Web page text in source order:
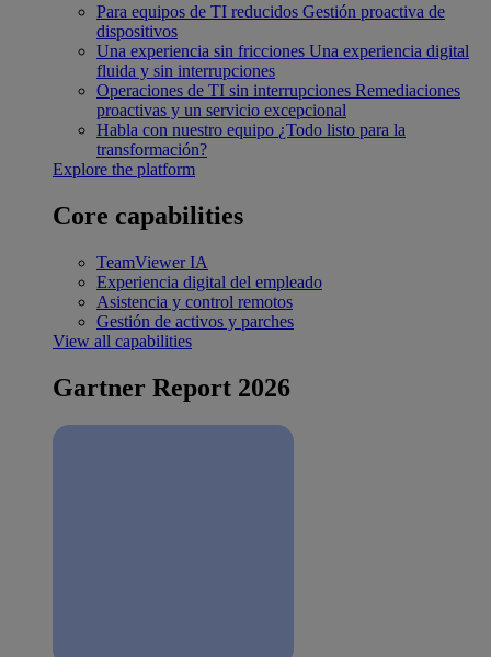
Para equipos de TI reducidos Gestión proactiva de
dispositivos
Una experiencia sin fricciones Una experiencia digital
fluida y sin interrupciones
Operaciones de TI sin interrupciones Remediaciones
proactivas y un servicio excepcional
Habla con nuestro equipo ¿Todo listo para la
transformación?
Explore the platform
Core capabilities
TeamViewer IA
Experiencia digital del empleado
Asistencia y control remotos
Gestión de activos y parches
View all capabilities
Gartner Report 2026